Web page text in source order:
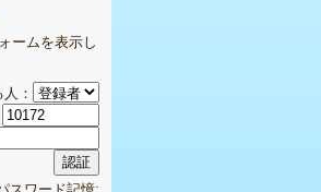
ームを表示し
：